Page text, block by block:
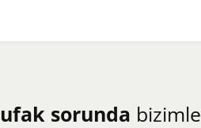
sorunda bizimle